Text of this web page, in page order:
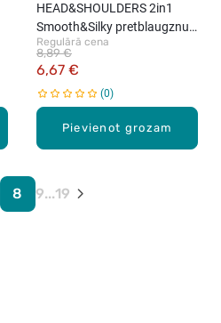
Pievienot grozam
HEAD&SHOULDERS 2in1
Smooth&Silky pretblaugznu
šampūns, 400ml
Regulārā cena
6,67 €
8,89 €
0
8 9...19